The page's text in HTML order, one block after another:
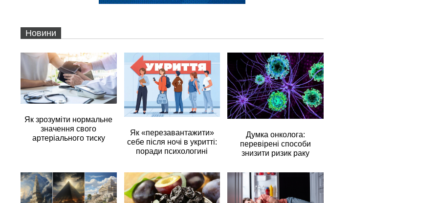
Новини
Як зрозуміти нормальне
значення свого
артеріального тиску
Як «перезавантажити»
себе після ночі в укритті:
поради психологині
Думка онколога:
перевірені способи
знизити ризик раку